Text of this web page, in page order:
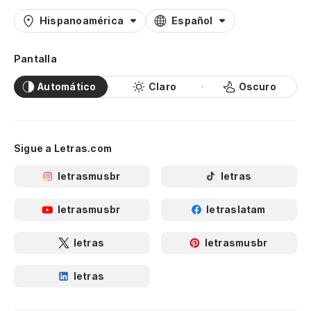
Hispanoamérica Español
Pantalla
Automático Claro Oscuro
Sigue a Letras.com
letrasmusbr letras
letrasmusbr letraslatam
letras letrasmusbr
letras